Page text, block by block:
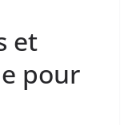
et
pour